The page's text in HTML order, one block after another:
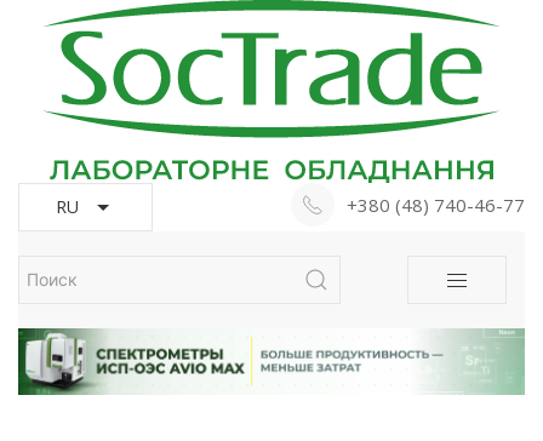
RU +380 (48) 740-46-77